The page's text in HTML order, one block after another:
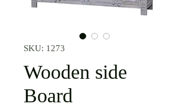
SKU: 1273
Wooden side
Board